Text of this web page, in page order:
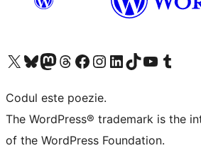
Mergi la contul nostru X (fost Twitter)
Vizitează contul nostru Bluesky
Vizitează contul nostru Mastodon
Vizitează contul nostru Threads
Vizitează pagina noastră Facebook
Vizitează-ne pe Instagram
Vizitează-ne pe LinkedIn
Vizitează contul nostru TikTok
Vizitează canalul nostru YouTube
Vizitează contul nostru
Codul este poezie.
The WordPress® trademark is the
of the WordPress Foundation.